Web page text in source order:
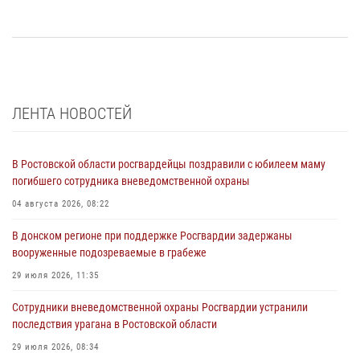
ЛЕНТА НОВОСТЕЙ
В Ростовской области росгвардейцы поздравили с юбилеем маму
погибшего сотрудника вневедомственной охраны
04 августа 2026, 08:22
В донском регионе при поддержке Росгвардии задержаны
вооруженные подозреваемые в грабеже
29 июля 2026, 11:35
Сотрудники вневедомственной охраны Росгвардии устранили
последствия урагана в Ростовской области
29 июля 2026, 08:34